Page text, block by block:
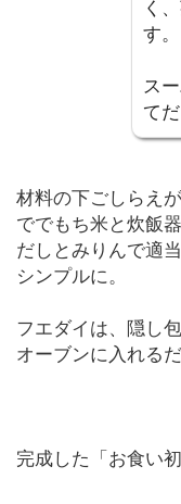
く
す。
ス
てだ
材料の下ごしらえ
ででもち米と炊飯
だしとみりんで適
シンプルに。
フエダイは、隠し
オーブンに入れる
完成した「お食い